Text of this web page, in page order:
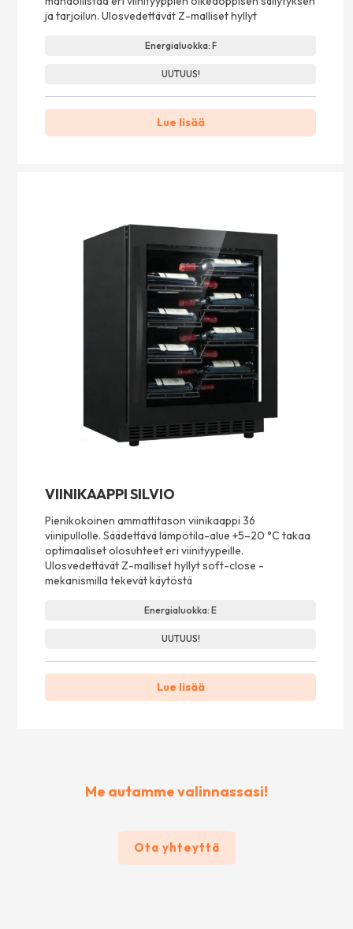
ja tarjoilun. Ulosvedettävät Z-malliset hyllyt
Energialuokka: F
UUTUUS!
Lue lisää
VIINIKAAPPI SILVIO
Pienikokoinen ammattitason viinikaappi 36
viinipullolle. Säädettävä lämpötila-alue +5–20 °C takaa
optimaaliset olosuhteet eri viinityypeille.
Ulosvedettävät Z-malliset hyllyt soft-close -
mekanismilla tekevät käytöstä
Energialuokka: E
UUTUUS!
Lue lisää
Me autamme valinnassasi!
Ota yhteyttä